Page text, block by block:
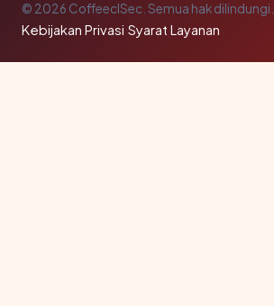
© 2026 CoffeeclSec. Semua hak dilindungi.
Kebijakan Privasi·Syarat Layanan